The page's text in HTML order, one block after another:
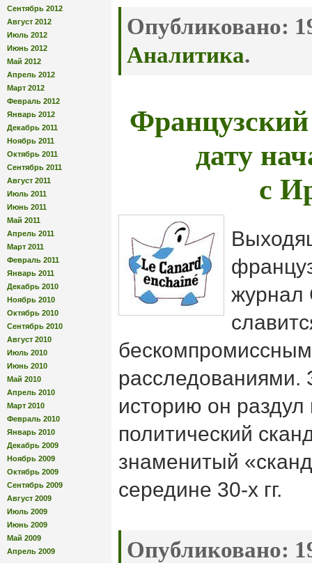
Сентябрь 2012
Август 2012
Июль 2012
Июнь 2012
Май 2012
Апрель 2012
Март 2012
Февраль 2012
Январь 2012
Декабрь 2011
Ноябрь 2011
Октябрь 2011
Сентябрь 2011
Август 2011
Июль 2011
Июнь 2011
Май 2011
Апрель 2011
Март 2011
Февраль 2011
Январь 2011
Декабрь 2010
Ноябрь 2010
Октябрь 2010
Сентябрь 2010
Август 2010
Июль 2010
Июнь 2010
Май 2010
Апрель 2010
Март 2010
Февраль 2010
Январь 2010
Декабрь 2009
Ноябрь 2009
Октябрь 2009
Сентябрь 2009
Август 2009
Июль 2009
Июнь 2009
Май 2009
Апрель 2009
Опубликовано:
Аналитика.
дату
с
журнал
расследованиями.
историю он раздул
политический
знаменитый
середине 30-х гг.
Опубликовано: